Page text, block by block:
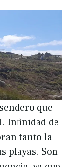
que
Infinidad de
tanto la
playas. Son